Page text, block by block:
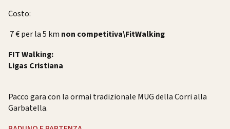
Costo:
7 € per la 5 km non competitiva\FitWalking
FIT Walking:
Ligas Cristiana
Pacco gara con la ormai tradizionale MUG della Corri alla
Garbatella.